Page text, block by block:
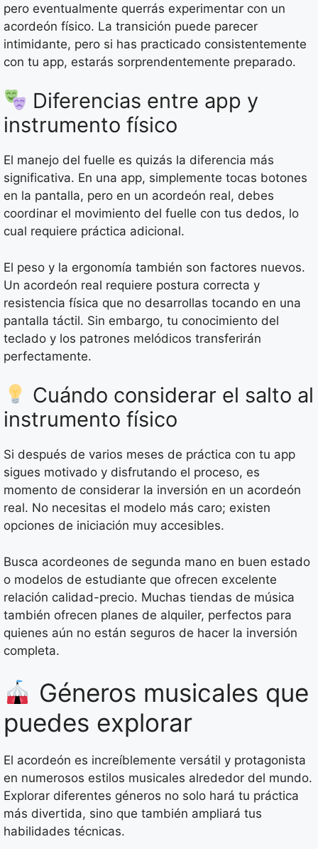
pero eventualmente querrás experimentar con un
acordeón físico. La transición puede parecer
intimidante, pero si has practicado consistentemente
con tu app, estarás sorprendentemente preparado.
Diferencias entre app y
instrumento físico
El manejo del fuelle es quizás la diferencia más
significativa. En una app, simplemente tocas botones
en la pantalla, pero en un acordeón real, debes
coordinar el movimiento del fuelle con tus dedos, lo
cual requiere práctica adicional.
El peso y la ergonomía también son factores nuevos.
Un acordeón real requiere postura correcta y
resistencia física que no desarrollas tocando en una
pantalla táctil. Sin embargo, tu conocimiento del
teclado y los patrones melódicos transferirán
perfectamente.
Cuándo considerar el salto al
instrumento físico
Si después de varios meses de práctica con tu app
sigues motivado y disfrutando el proceso, es
momento de considerar la inversión en un acordeón
real. No necesitas el modelo más caro; existen
opciones de iniciación muy accesibles.
Busca acordeones de segunda mano en buen estado
o modelos de estudiante que ofrecen excelente
relación calidad-precio. Muchas tiendas de música
también ofrecen planes de alquiler, perfectos para
quienes aún no están seguros de hacer la inversión
completa.
Géneros musicales que
puedes explorar
El acordeón es increíblemente versátil y protagonista
en numerosos estilos musicales alrededor del mundo.
Explorar diferentes géneros no solo hará tu práctica
más divertida, sino que también ampliará tus
habilidades técnicas.